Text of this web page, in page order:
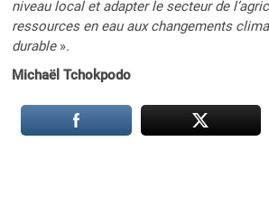
niveau local et adapter le secteur de
ressources en eau aux changements
durable».
Michaël Tchokpodo